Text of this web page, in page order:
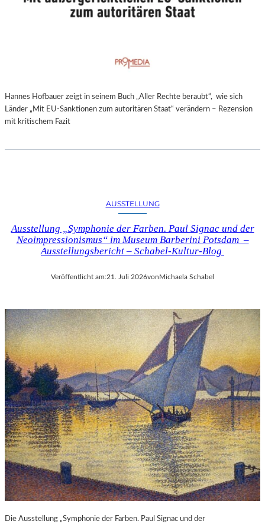
Hannes Hofbauer zeigt in seinem Buch „Aller Rechte beraubt“, wie sich
Länder „Mit EU-Sanktionen zum autoritären Staat“ verändern – Rezension
mit kritischem Fazit
AUSSTELLUNG
Ausstellung „Symphonie der Farben. Paul Signac und der
Neoimpressionismus“ im Museum Barberini Potsdam –
Ausstellungsbericht – Schabel-Kultur-Blog
Veröffentlicht am:21. Juli 2026vonMichaela Schabel
Die Ausstellung „Symphonie der Farben. Paul Signac und der